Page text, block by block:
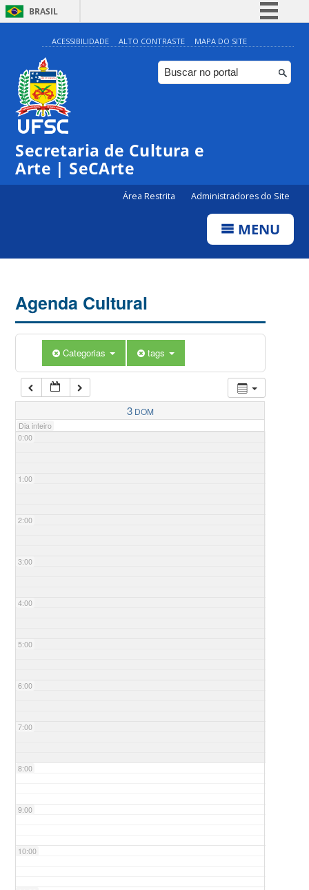
BRASIL
Simplifique!
Comunica BR
Participe
ACESSIBILIDADE ALTO CONTRASTE MAPA DO SITE
Secretaria de Cultura e
Arte | SeCArte
Área Restrita Administradores do Site
MENU
Agenda Cultural
Categorias tags
3 DOM
Dia inteiro
0:00
1:00
2:00
3:00
4:00
5:00
6:00
7:00
8:00
9:00
10:00